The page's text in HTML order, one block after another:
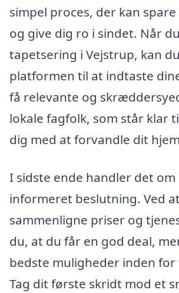
simpel proces, der kan
og give dig ro i sindet. Når
tapetsering i Vejstrup, kan
platformen til at indtaste
få relevante og
lokale fagfolk, som står klar
dig med at forvandle dit
I sidste ende handler det
informeret beslutning. Ved at
sammenligne priser og
du, at du får en god deal,
bedste muligheder inden
Tag dit første skridt mod et